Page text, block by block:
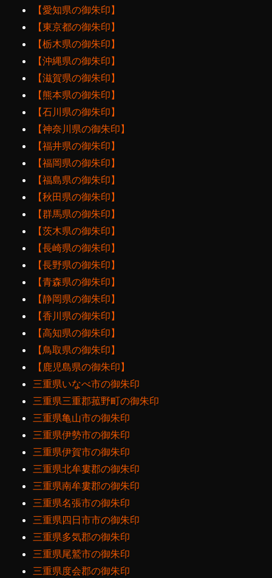
【愛知県の御朱印】
【東京都の御朱印】
【栃木県の御朱印】
【沖縄県の御朱印】
【滋賀県の御朱印】
【熊本県の御朱印】
【石川県の御朱印】
【神奈川県の御朱印】
【福井県の御朱印】
【福岡県の御朱印】
【福島県の御朱印】
【秋田県の御朱印】
【群馬県の御朱印】
【茨木県の御朱印】
【長崎県の御朱印】
【長野県の御朱印】
【青森県の御朱印】
【静岡県の御朱印】
【香川県の御朱印】
【高知県の御朱印】
【鳥取県の御朱印】
【鹿児島県の御朱印】
三重県いなべ市の御朱印
三重県三重郡菰野町の御朱印
三重県亀山市の御朱印
三重県伊勢市の御朱印
三重県伊賀市の御朱印
三重県北牟婁郡の御朱印
三重県南牟婁郡の御朱印
三重県名張市の御朱印
三重県四日市市の御朱印
三重県多気郡の御朱印
三重県尾鷲市の御朱印
三重県度会郡の御朱印